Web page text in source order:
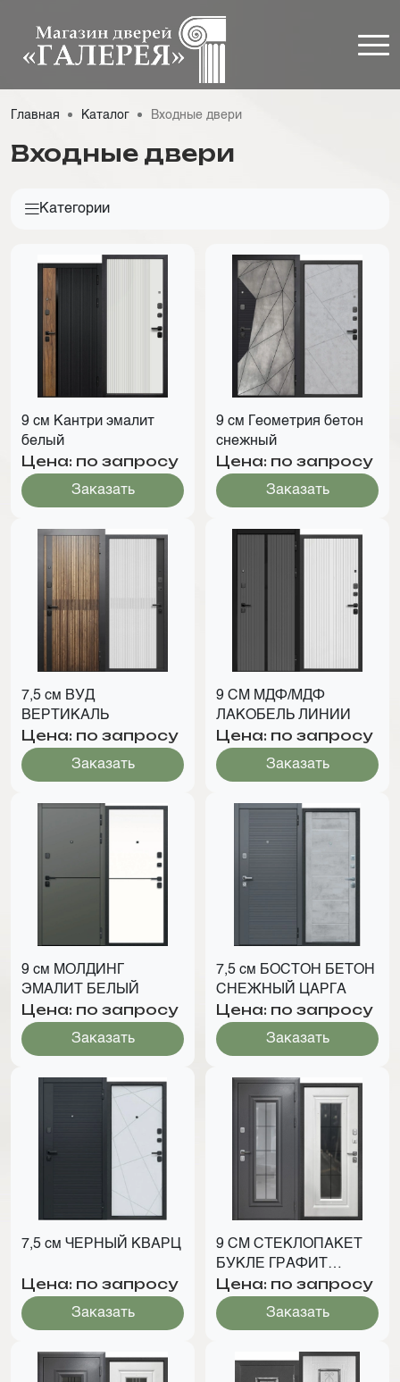
Главная Каталог Входные двери
Входные двери
Категории
9 см Кантри эмалит
белый
Цена: по запросу
Заказать
9 см Геометрия бетон
снежный
Цена: по запросу
Заказать
7,5 см ВУД
ВЕРТИКАЛЬ
Цена: по запросу
Заказать
9 СМ МДФ/МДФ
ЛАКОБЕЛЬ ЛИНИИ
Цена: по запросу
Заказать
9 см МОЛДИНГ
ЭМАЛИТ БЕЛЫЙ
Цена: по запросу
Заказать
7,5 см БОСТОН БЕТОН
СНЕЖНЫЙ ЦАРГА
Цена: по запросу
Заказать
7,5 см ЧЕРНЫЙ КВАРЦ
Цена: по запросу
Заказать
9 СМ СТЕКЛОПАКЕТ
БУКЛЕ ГРАФИТ
КОВКА
Цена: по запросу
Заказать